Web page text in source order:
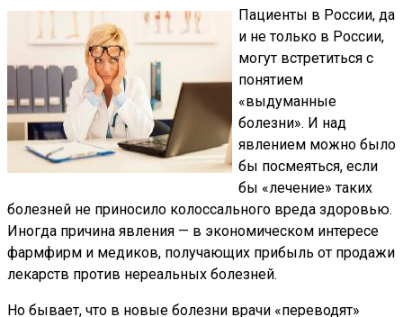
Пациенты в России, да
и не только в России,
могут встретиться с
понятием
«выдуманные
болезни». И над
явлением можно было
бы посмеяться, если
бы «лечение» таких
болезней не приносило колоссального вреда здоровью.
Иногда причина явления — в экономическом интересе
фармфирм и медиков, получающих прибыль от продажи
лекарств против нереальных болезней.
Но бывает, что в новые болезни врачи «переводят»